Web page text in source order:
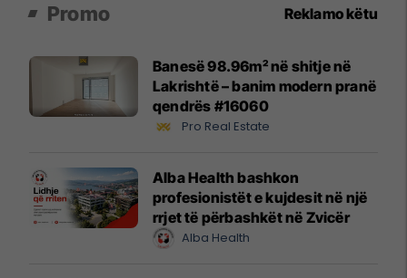
Promo Reklamo këtu
Banesë 98.96m² në shitje në
Lakrishtë – banim modern pranë
qendrës #16060
Pro Real Estate
Alba Health bashkon
profesionistët e kujdesit në një
rrjet të përbashkët në Zvicër
Alba Health